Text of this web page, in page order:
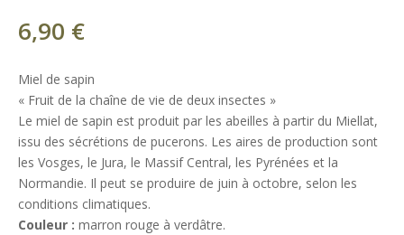
6,90 €
Miel de sapin
« Fruit de la chaîne de vie de deux insectes »
Le miel de sapin est produit par les abeilles à partir du Miellat,
issu des sécrétions de pucerons. Les aires de production sont
les Vosges, le Jura, le Massif Central, les Pyrénées et la
Normandie. Il peut se produire de juin à octobre, selon les
conditions climatiques.
Couleur : marron rouge à verdâtre.